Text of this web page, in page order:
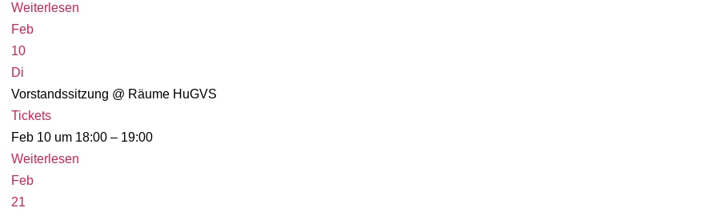
Weiterlesen
Feb
10
Di
Vorstandssitzung @ Räume HuGVS
Tickets
Feb 10 um 18:00 – 19:00
Weiterlesen
Feb
21